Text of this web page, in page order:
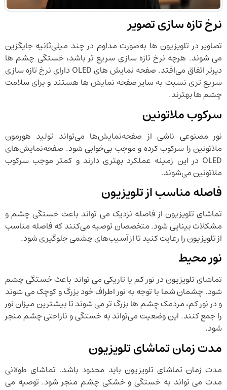
نرخ تازه ‌سازی تصویر
تصاویر در تلویزیون‌ ها به‌صورت مداوم در چند میلی‌ثانیه جایگزین
می ‌شوند. هرچه نرخ تازه‌ سازی سریع ‌تر باشد، خستگی چشم ‌ها
دیرتر اتفاق می‌افتد. صفحه ‌نمایش ‌های OLED دارای نرخ تازه ‌سازی
سریع‌ تری نسبت به سایر صفحه‌ نمایش ‌ها هستند و برای سلامت
چشم‌ ها بهترند.
سرکوب ملاتونین
نور مصنوعی ناشی از صفحه‌نمایش‌ها می‌تواند تولید هورمون
ملاتونین را سرکوب کرده و موجب بی‌خوابی شود. صفحه‌نمایش‌های
OLED در این زمینه عملکرد بهتری دارند و کمتر موجب سرکوب
ملاتونین می‌شوند.
فاصله مناسب از تلویزیون
تماشای تلویزیون از فاصله نزدیک می‌ تواند باعث خستگی چشم و
مشکلات بینایی شود. متخصصان توصیه می‌کنند که فاصله مناسب
از تلویزیون را رعایت کنید تا از آسیب‌های چشمی جلوگیری شود.
نور محیط
تماشای تلویزیون در نور کم یا تاریکی می ‌تواند باعث خستگی چشم
شود. چشمان شما با توجه به نور اطراف خود بزرگ و کوچک می‌ شوند
و در نور کم، مردمک چشم ‌ها بزرگ ‌تر می ‌شوند تا بیشترین میزان نور
را جمع کنند. این وضعیت می‌تواند به خستگی و ناراحتی چشم منجر
شود.
مدت زمان تماشای تلویزیون
مدت زمان تماشای تلویزیون باید محدود باشد. تماشای طولانی
‌مدت می ‌تواند به خستگی و خشکی چشم منجر شود. توصیه می